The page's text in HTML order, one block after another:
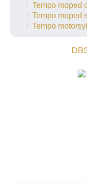
Tempo moped
Tempo moped
Tempo